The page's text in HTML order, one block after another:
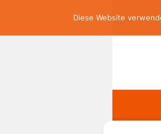
Diese Website